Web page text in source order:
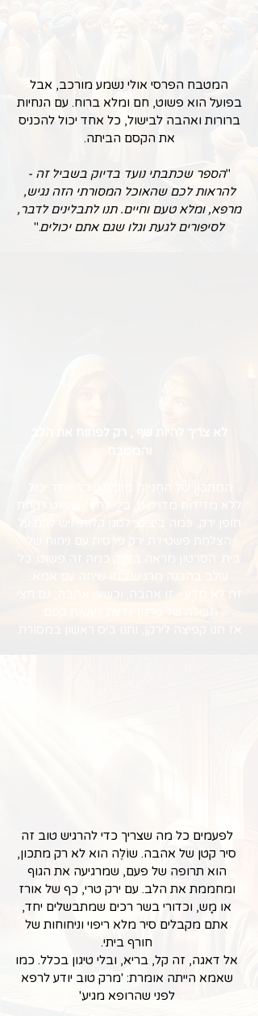
המטבח הפרסי אולי נשמע מורכב, אבל
בפועל הוא פשוט, חם ומלא ברוח. עם הנחיות
ברורות ואהבה לבישול, כל אחד יכול להכניס
את הקסם הביתה.
"הספר שכתבתי נועד בדיוק בשביל זה -
להראות לכם שהאוכל המסורתי הזה נגיש,
מרפא, ומלא טעם וחיים. תנו לתבלינים לדבר,
לסיפורים לגעת וגלו שגם אתם יכולים."
לפעמים כל מה שצריך כדי להרגיש טוב זה
סיר קטן של אהבה. שוֹלֶה הוא לא רק מתכון,
הוא תרופה של פעם, שמרגיעה את הגוף
ומחממת את הלב. עם ירק טרי, כף של אורז
או מָש, וכדורי בשר רכים שמתבשלים יחד,
אתם מקבלים סיר מלא ריפוי וניחוחות של
חורף ביתי.
אל דאגה, זה קל, בריא, ובלי טיגון בכלל. כמו
שאמא הייתה אומרת: 'מרק טוב יודע לרפא
לפני שהרופא מגיע.'